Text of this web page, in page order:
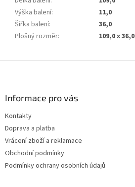
Výška balení:
11,0
Šířka balení:
36,0
Plošný rozměr: 109,0 x 36,0
Informace pro vás
Kontakty
Doprava a platba
Vrácení zboží a reklamace
Obchodní podmínky
Podmínky ochrany osobních údajů